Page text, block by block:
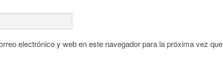
electrónico y web en este navegador para la próxima vez que